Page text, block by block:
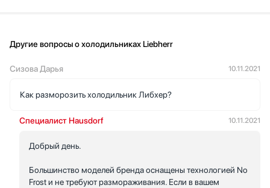
Другие вопросы о холодильниках Liebherr
Сизова Дарья 10.11.2021
Как разморозить холодильник Либхер?
Специалист Hausdorf 10.11.2021
Добрый день.
Большинство моделей бренда оснащены технологией No
Frost и не требуют размораживания. Если в вашем